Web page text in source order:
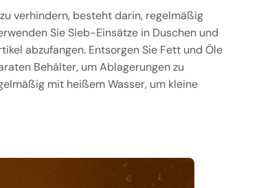
verhindern, besteht darin, regelmäßig
Sie Sieb-Einsätze in Duschen und
abzufangen. Entsorgen Sie Fett und Öle
Behälter, um Ablagerungen zu
mit heißem Wasser, um kleine